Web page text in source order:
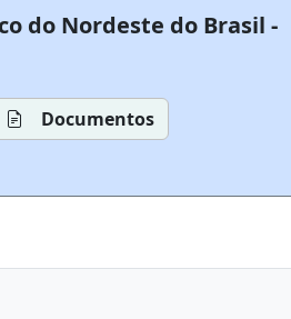
do Nordeste do Brasil -
Documentos